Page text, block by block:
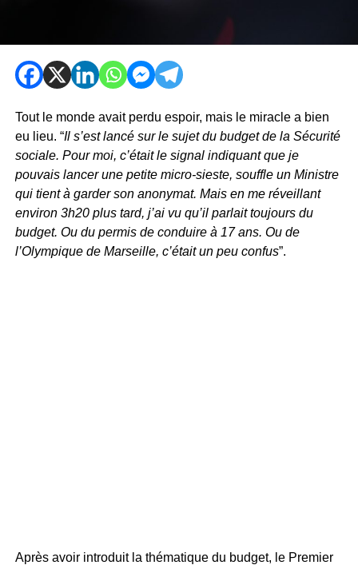
Tout le monde avait perdu espoir, mais le miracle a bien
eu lieu. “Il s’est lancé sur le sujet du budget de la Sécurité
sociale. Pour moi, c’était le signal indiquant que je
pouvais lancer une petite micro-sieste, souffle un Ministre
qui tient à garder son anonymat. Mais en me réveillant
environ 3h20 plus tard, j’ai vu qu’il parlait toujours du
budget. Ou du permis de conduire à 17 ans. Ou de
l’Olympique de Marseille, c’était un peu confus”.
Après avoir introduit la thématique du budget, le Premier